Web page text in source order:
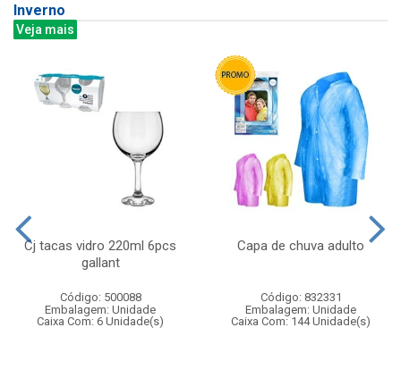
Inverno
Veja mais
Cj tacas vidro 220ml 6pcs
gallant
Código: 500088
Embalagem: Unidade
Caixa Com: 6 Unidade(s)
Capa de chuva adulto
Código: 832331
Embalagem: Unidade
Caixa Com: 144 Unidade(s)